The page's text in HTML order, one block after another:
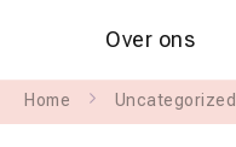
Over ons
Home Uncategorized